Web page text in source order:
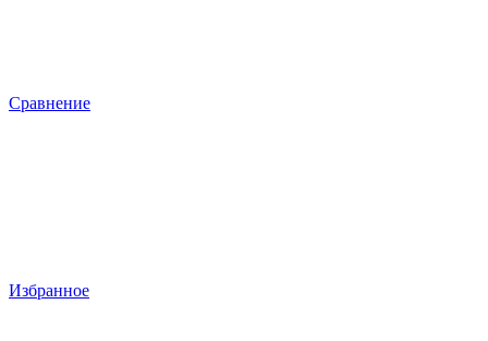
Сравнение
Избранное